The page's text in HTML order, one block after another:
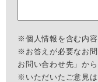
※個人情報を含む内容
※お答えが必要なお
お問い合わせ先」か
※いただいたご意見